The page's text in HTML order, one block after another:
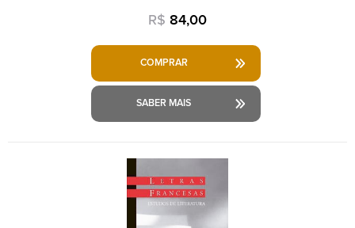
R$ 84,00
COMPRAR
SABER MAIS